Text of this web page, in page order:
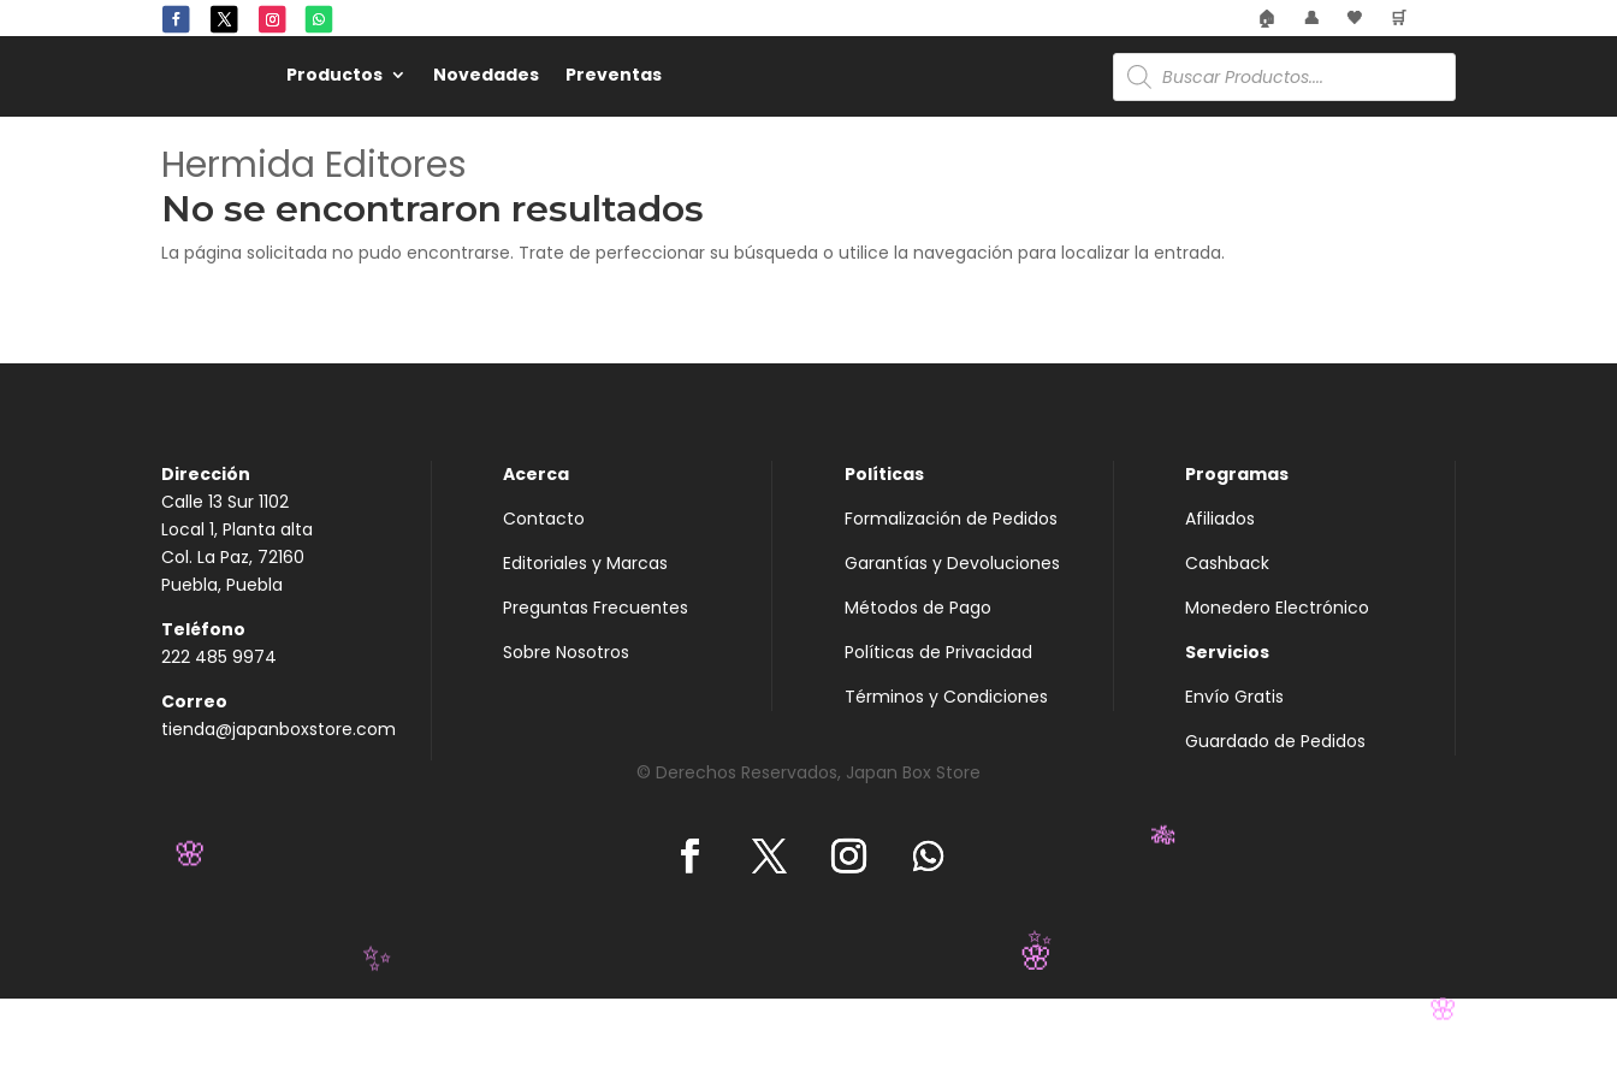
🏠 👤 🖤 🛒
Productos Novedades Preventas
Búsqueda
de
productos
Hermida Editores
No se encontraron resultados
La página solicitada no pudo encontrarse. Trate de perfeccionar su búsqueda o utilice la navegación para localizar la entrada.
Dirección
Calle 13 Sur 1102
Local 1, Planta alta
Col. La Paz, 72160
Puebla, Puebla
Teléfono
222 485 9974
Correo
tienda@japanboxstore.com
Acerca
Contacto
Editoriales y Marcas
Preguntas Frecuentes
Sobre Nosotros
Políticas
Formalización de Pedidos
Garantías y Devoluciones
Métodos de Pago
Políticas de Privacidad
Términos y Condiciones
Programas
Afiliados
Cashback
Monedero Electrónico
Servicios
Envío Gratis
Guardado de Pedidos
© Derechos Reservados, Japan Box Store
🌸
✨
✨